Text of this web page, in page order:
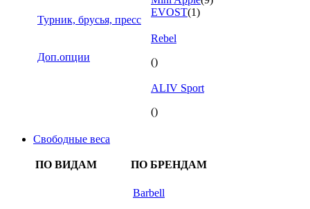
Турник, брусья, пресс
Доп.опции
EVOST(1)
Rebel
()
ALIV Sport
()
Свободные веса
ПО ВИДАМ ПО БРЕНДАМ
Barbell